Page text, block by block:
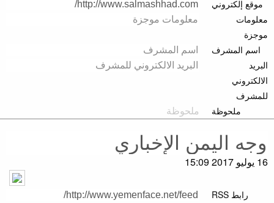
موقع إلكتروني
معلومات
موجزة
اسم المشرف
البريد
الالكتروني
للمشرف
ملحوظة
16 يوليو 2017 15:09
رابط RSS